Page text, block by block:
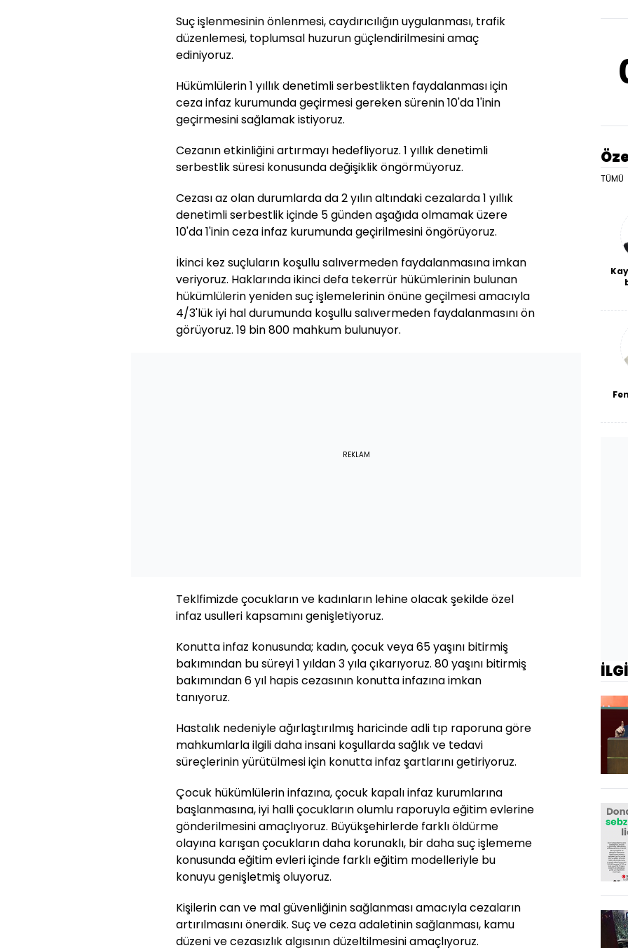
Suç işlenmesinin önlenmesi, caydırıcılığın uygulanması, trafik
düzenlemesi, toplumsal huzurun güçlendirilmesini amaç
ediniyoruz.
Hükümlülerin 1 yıllık denetimli serbestlikten faydalanması için
ceza infaz kurumunda geçirmesi gereken sürenin 10'da 1'inin
geçirmesini sağlamak istiyoruz.
Cezanın etkinliğini artırmayı hedefliyoruz. 1 yıllık denetimli
serbestlik süresi konusunda değişiklik öngörmüyoruz.
Cezası az olan durumlarda da 2 yılın altındaki cezalarda 1 yıllık
denetimli serbestlik içinde 5 günden aşağıda olmamak üzere
10'da 1'inin ceza infaz kurumunda geçirilmesini öngörüyoruz.
İkinci kez suçluların koşullu salıvermeden faydalanmasına imkan
veriyoruz. Haklarında ikinci defa tekerrür hükümlerinin bulunan
hükümlülerin yeniden suç işlemelerinin önüne geçilmesi amacıyla
4/3'lük iyi hal durumunda koşullu salıvermeden faydalanmasını ön
görüyoruz. 19 bin 800 mahkum bulunuyor.
REKLAM
Teklfimizde çocukların ve kadınların lehine olacak şekilde özel
infaz usulleri kapsamını genişletiyoruz.
Konutta infaz konusunda; kadın, çocuk veya 65 yaşını bitirmiş
bakımından bu süreyi 1 yıldan 3 yıla çıkarıyoruz. 80 yaşını bitirmiş
bakımından 6 yıl hapis cezasının konutta infazına imkan
tanıyoruz.
Hastalık nedeniyle ağırlaştırılmış haricinde adli tıp raporuna göre
mahkumlarla ilgili daha insani koşullarda sağlık ve tedavi
süreçlerinin yürütülmesi için konutta infaz şartlarını getiriyoruz.
Çocuk hükümlülerin infazına, çocuk kapalı infaz kurumlarına
başlanmasına, iyi halli çocukların olumlu raporuyla eğitim evlerine
gönderilmesini amaçlıyoruz. Büyükşehirlerde farklı öldürme
olayına karışan çocukların daha korunaklı, bir daha suç işlememe
konusunda eğitim evleri içinde farklı eğitim modelleriyle bu
konuyu genişletmiş oluyoruz.
Kişilerin can ve mal güvenliğinin sağlanması amacıyla cezaların
artırılmasını önerdik. Suç ve ceza adaletinin sağlanması, kamu
düzeni ve cezasızlık algısının düzeltilmesini amaçlıyoruz.
TÜMÜ